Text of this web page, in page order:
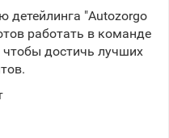
"Autozorgo
работать в команде
достичь лучших